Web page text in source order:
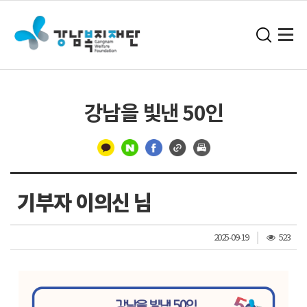
강남을 빛낸 50인
분
선
기부자 이의신 님
2025-09-19
조
회
523